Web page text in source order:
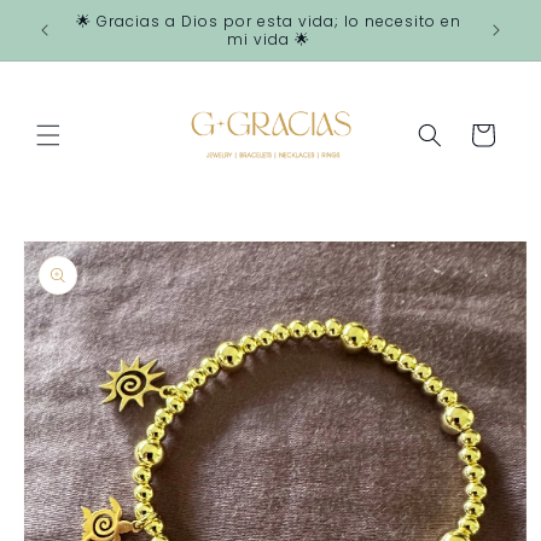
directamente
🌟 Gracias a Dios por esta vida; lo necesito en
mi vida 🌟
Carrito
directamente
a la
información
del producto